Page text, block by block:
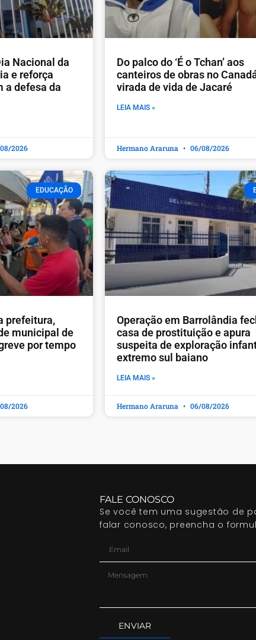
Nacional da
e reforça
a defesa da
2026
Do palco do ‘É o Tchan’ aos
canteiros de obras no
virada de vida de Jacaré
LEIA MAIS »
Hermano Araruna 06/08/2026
EDUCAÇÃO
prefeitura,
municipal de
por tempo
2026
Operação em Barrolândia
casa de prostituição e apura
suspeita de exploração
extremo sul baiano
LEIA MAIS »
Hermano Araruna 06/08/2026
FALE CONOSCO
Se você tem uma sugestão de
falar conosco, preencha o
ENVIAR